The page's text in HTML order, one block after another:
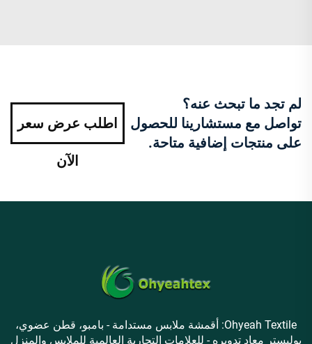
لم تجد ما تبحث عنه؟
تواصل مع مستشارينا للحصول
على منتجات إضافية متاحة.
اطلب عرض سعر
الآن
Ohyeah Textile: أقمشة ملابس مستدامة - بامبو، قطن عضوي،
بوليستر معاد تدويره - للعلامات التجارية العالمية للملابس والمنزل